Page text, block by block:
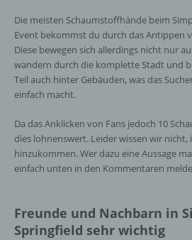
Die meisten Schaumstoffhände beim
Event bekommst du durch das Antippen
Diese bewegen sich allerdings nicht nur
wandern durch die komplette Stadt und
Teil auch hinter Gebäuden, was das
einfach macht.
Da das Anklicken von Fans jedoch 10
dies lohnenswert. Leider wissen wir nicht,
hinzukommen. Wer dazu eine Aussage
einfach unten in den Kommentaren
Freunde und Nachbarn in
Springfield sehr wichtig